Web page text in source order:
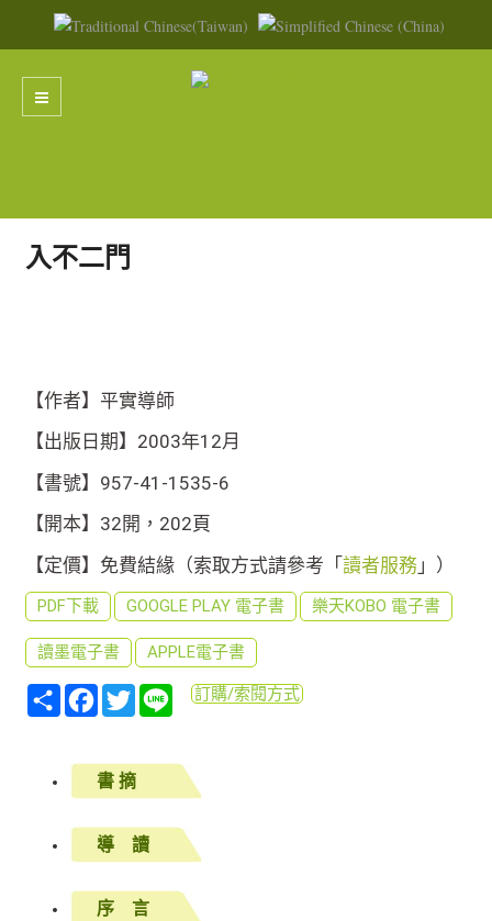
入不二門
【作者】平實導師
【出版日期】2003年12月
【書號】957-41-1535-6
【開本】32開，202頁
【定價】免費結緣（索取方式請參考「讀者服務 」）
PDF下載 GOOGLE PLAY 電子書 樂天KOBO 電子書
讀墨電子書 APPLE電子書
分
享
Facebook
TwitterLine訂購/索閱方式
書 摘
導 讀
序 言